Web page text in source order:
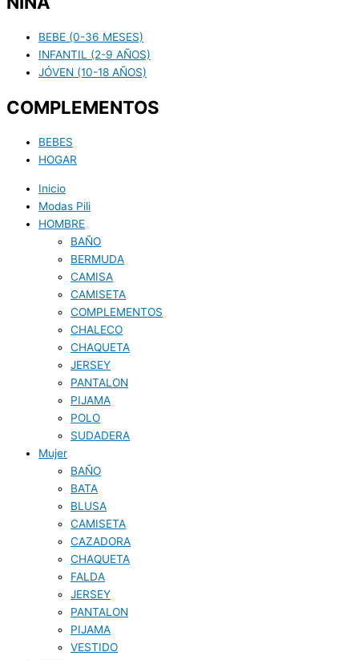
BEBE (0-36 MESES)
INFANTIL (2-9 AÑOS)
JÓVEN (10-18 AÑOS)
COMPLEMENTOS
BEBES
HOGAR
Inicio
Modas Pili
HOMBRE
BAÑO
BERMUDA
CAMISA
CAMISETA
COMPLEMENTOS
CHALECO
CHAQUETA
JERSEY
PANTALON
PIJAMA
POLO
SUDADERA
Mujer
BAÑO
BATA
BLUSA
CAMISETA
CAZADORA
CHAQUETA
FALDA
JERSEY
PANTALON
PIJAMA
VESTIDO